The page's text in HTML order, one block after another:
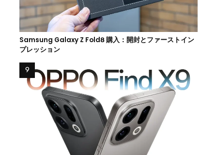
Samsung Galaxy Z Fold8 購入：開封とファーストイン
プレッション